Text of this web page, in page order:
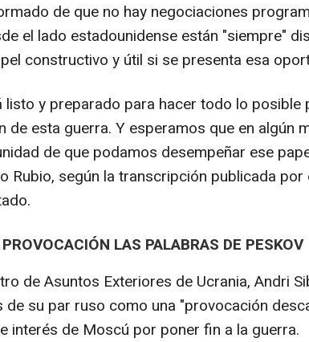
de que no hay negociaciones
el lado estadounidense están "siempre"
constructivo y útil si se presenta esa
listo y preparado para hacer todo lo posible
de esta guerra. Y esperamos que en algún
de que podamos desempeñar ese
Rubio, según la transcripción publicada por
LAS PALABRAS DE PESKOV
de Asuntos Exteriores de Ucrania, Andri
su par ruso como una "provocación
interés de Moscú por poner fin a la guerra.